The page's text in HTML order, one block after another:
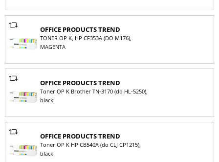
OFFICE PRODUCTS TREND
TONER OP K, HP CF353A (DO M176),
MAGENTA
OFFICE PRODUCTS TREND
Toner OP K Brother TN-3170 (do HL-5250),
black
OFFICE PRODUCTS TREND
Toner OP K HP CB540A (do CLJ CP1215),
black